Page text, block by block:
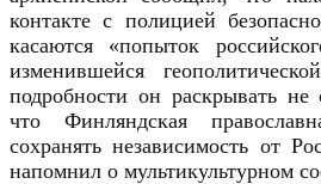
контакте с полицией
касаются «попыток
изменившейся
подробности он раскрывать
что Финляндская
сохранять независимость от
напомнил о мультикультурном